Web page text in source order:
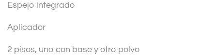
Espejo integrado
Aplicador
2 pisos, uno con base y otro polvo